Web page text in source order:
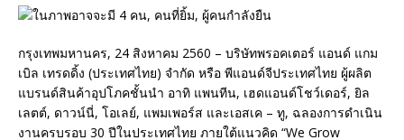
กรุงเทพมหานคร, 24 สิงหาคม 2560 – บริษัทพรอคเตอร์ แอนด์ แกม
เบิล เทรดดิ้ง (ประเทศไทย) จำกัด หรือ พีแอนด์จีประเทศไทย ผู้ผลิต
แบรนด์สินค้าอุปโภคชั้นนำ อาทิ แพนทีน, เฮดแอนด์โชว์เดอร์, ยิล
เลตต์, ดาวน์นี่, โอเลย์, แพมเพอร์ส และเอสเค – ทู, ฉลองการดำเนิน
งานครบรอบ 30 ปีในประเทศไทย ภายใต้แนวคิด “We Grow